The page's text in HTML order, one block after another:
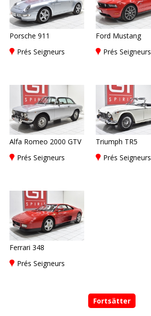
Porsche 911
Prés Seigneurs
Ford Mustang
Prés Seigneurs
Alfa Romeo 2000 GTV
Prés Seigneurs
Triumph TR5
Prés Seigneurs
Ferrari 348
Prés Seigneurs
Fortsätter